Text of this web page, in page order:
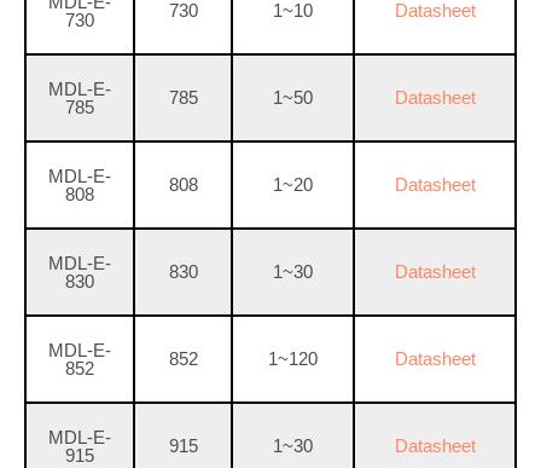
730
730 1~10 Datasheet
MDL-E-
785
785 1~50 Datasheet
MDL-E-
808
808 1~20 Datasheet
MDL-E-
830
830 1~30 Datasheet
MDL-E-
852
852 1~120 Datasheet
MDL-E-
915
915 1~30 Datasheet